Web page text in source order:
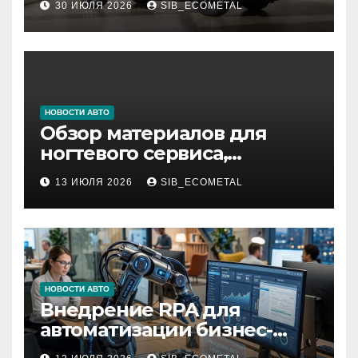
30 ИЮЛЯ 2026 SIB_ECOMETAL
НОВОСТИ АВТО
Обзор материалов для
ногтевого сервиса,
наращивания ресниц и
депиляции
13 ИЮЛЯ 2026 SIB_ECOMETAL
НОВОСТИ АВТО
Внедрение RPA для
автоматизации бизнес-
процессов